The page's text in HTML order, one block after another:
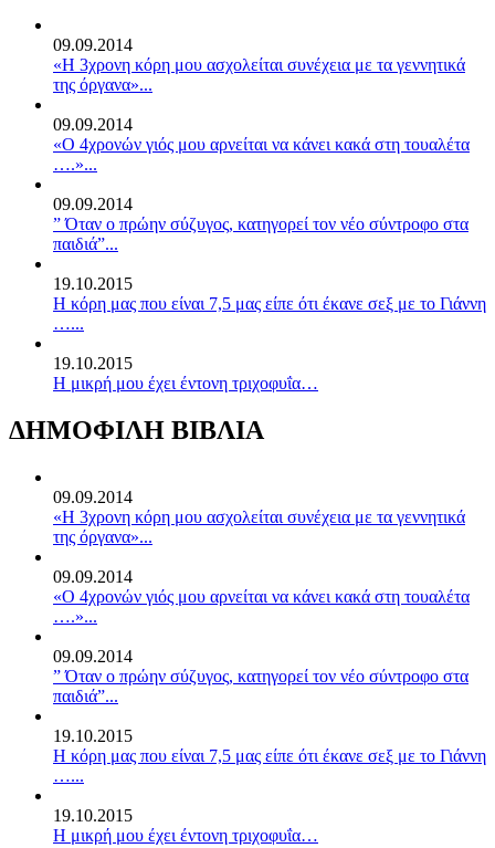
09.09.2014
«Η 3χρονη κόρη μου ασχολείται συνέχεια με τα γεννητικά
της όργανα»...
09.09.2014
«Ο 4χρονών γιός μου αρνείται να κάνει κακά στη τουαλέτα
….»...
09.09.2014
” Όταν ο πρώην σύζυγος, κατηγορεί τον νέο σύντροφο στα
παιδιά”...
19.10.2015
Η κόρη μας που είναι 7,5 μας είπε ότι έκανε σεξ με το Γιάννη
…...
19.10.2015
Η μικρή μου έχει έντονη τριχοφυΐα…
ΔΗΜΟΦΙΛΗ ΒΙΒΛΙΑ
09.09.2014
«Η 3χρονη κόρη μου ασχολείται συνέχεια με τα γεννητικά
της όργανα»...
09.09.2014
«Ο 4χρονών γιός μου αρνείται να κάνει κακά στη τουαλέτα
….»...
09.09.2014
” Όταν ο πρώην σύζυγος, κατηγορεί τον νέο σύντροφο στα
παιδιά”...
19.10.2015
Η κόρη μας που είναι 7,5 μας είπε ότι έκανε σεξ με το Γιάννη
…...
19.10.2015
Η μικρή μου έχει έντονη τριχοφυΐα…